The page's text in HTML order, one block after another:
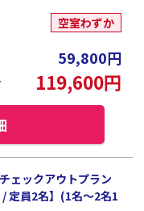
空室わずか
59,800円
119,600円
ェックアウトプラン
/ 定員2名】(1名～2名1